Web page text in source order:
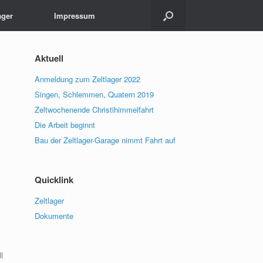
Impressum
Aktuell
Anmeldung zum Zeltlager 2022
Singen, Schlemmen, Quatern 2019
Zeltwochenende Christihimmelfahrt
Die Arbeit beginnt
Bau der Zeltlager-Garage nimmt Fahrt auf
Quicklink
Zeltlager
Dokumente